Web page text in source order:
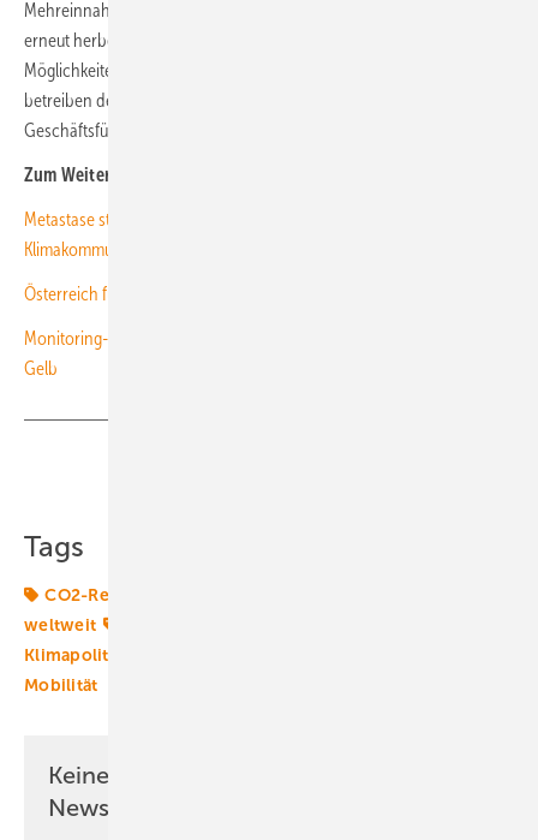
Mehreinnahmen). „In der neusten Haushaltseinigung muss die Bahn
erneut herbe finanzielle Einbußen hinnehmen, dabei liegen die
Möglichkeiten Geld zu sparen und gleichzeitig Klimaschutz zu
betreiben den Ministern seit Monaten vor“, kritisiert DUH-
Geschäftsführer Jürgen Resch. (kw)
Zum Weiterlesen:
Metastase statt Kipppunkt: Brauchen wir eine andere
Klimakommunikation?
Österreich führt Bonus für europäische Solarprodukte ein
Monitoring-Bericht-Energiewende: Experten stellen die Ampel auf
Gelb
Tags
CO2-Reduktionsziele
weltweit
Klimapolitik
Mobilität
Keine Zeit? Kein Problem mit dem ERE
Newsletter!